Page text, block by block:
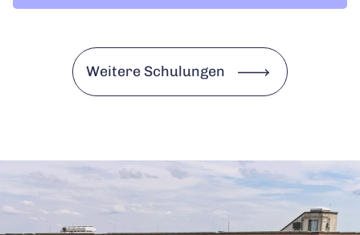
Weitere Schulungen